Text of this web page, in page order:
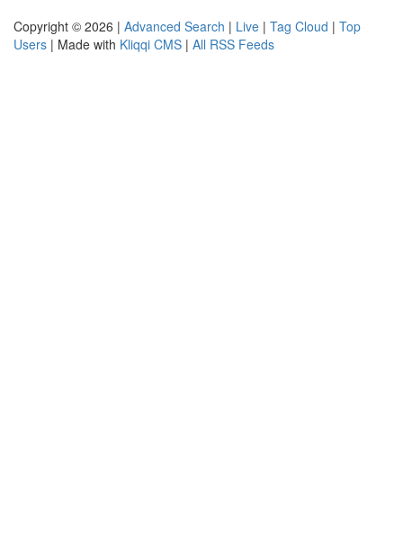
Copyright © 2026 | Advanced Search | Live | Tag Cloud | Top
Users | Made with Kliqqi CMS | All RSS Feeds